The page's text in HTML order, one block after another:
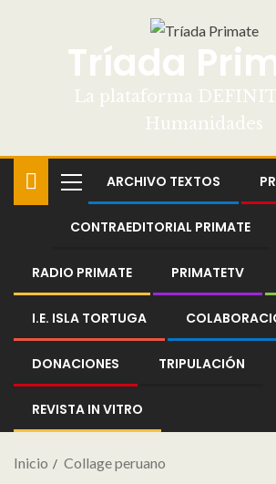
Tríada
La plataforma
Humanidades
ARCHIVO TEXTOS
CONTRAEDITORIAL PRIMATE
RADIO PRIMATE PRIMATETV
I.E. ISLA TORTUGA
DONACIONES TRIPULACIÓN
REVISTA IN VITRO
Inicio Collage peruano